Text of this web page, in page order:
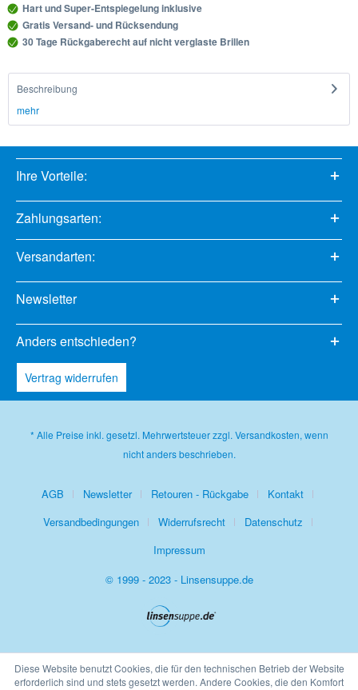
Hart und Super-Entspiegelung inklusive
Gratis Versand- und Rücksendung
30 Tage Rückgaberecht auf nicht verglaste Brillen
Beschreibung
mehr
Ihre Vorteile:
Zahlungsarten:
Versandarten:
Newsletter
Anders entschieden?
Vertrag widerrufen
* Alle Preise inkl. gesetzl. Mehrwertsteuer zzgl. Versandkosten, wenn
nicht anders beschrieben.
AGB Newsletter Retouren - Rückgabe
Kontakt
Versandbedingungen
Widerrufsrecht
Datenschutz
Impressum
© 1999 - 2023 - Linsensuppe.de
Diese Website benutzt Cookies, die für den technischen Betrieb der Website
erforderlich sind und stets gesetzt werden. Andere Cookies, die den Komfort